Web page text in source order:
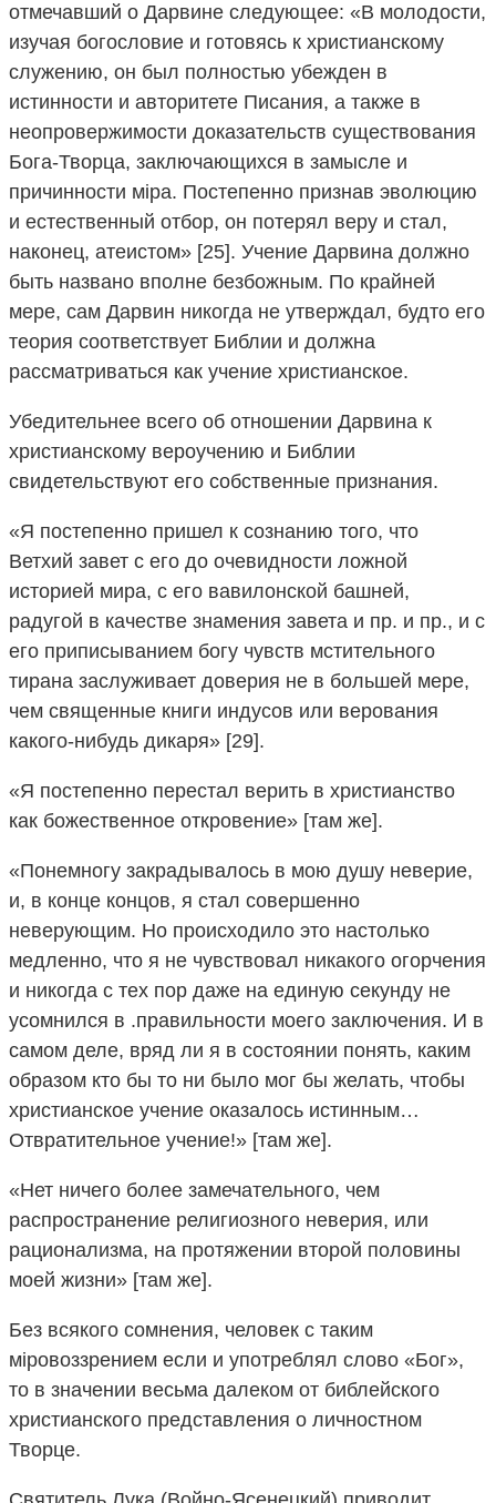
отмечавший о Дарвине следующее: «В молодости,
изучая богословие и готовясь к христианскому
служению, он был полностью убежден в
истинности и авторитете Писания, а также в
неопровержимости доказательств существования
Бога-Творца, заключающихся в замысле и
причинности мiрa. Постепенно признав эволюцию
и естественный отбор, он потерял веру и стал,
наконец, атеистом» [25]. Учение Дарвина должно
быть названо вполне безбожным. По крайней
мере, сам Дарвин никогда не утверждал, будто его
теория соответствует Библии и должна
рассматриваться как учение христианское.
Убедительнее всего об отношении Дарвина к
христианскому вероучению и Библии
свидетельствуют его собственные признания.
«Я постепенно пришел к сознанию того, что
Ветхий завет с его до очевидности ложной
историей мира, с его вавилонской башней,
радугой в качестве знамения завета и пр. и пр., и с
его приписыванием богу чувств мстительного
тирана заслуживает доверия не в большей мере,
чем священные книги индусов или верования
какого-нибудь дикаря» [29].
«Я постепенно перестал верить в христианство
как божественное откровение» [там же].
«Понемногу закрадывалось в мою душу неверие,
и, в конце концов, я стал совершенно
неверующим. Но происходило это настолько
медленно, что я не чувствовал никакого огорчения
и никогда с тех пор даже на единую секунду не
усомнился в .правильности моего заключения. И в
самом деле, вряд ли я в состоянии понять, каким
образом кто бы то ни было мог бы желать, чтобы
христианское учение оказалось истинным…
Отвратительное учение!» [там же].
«Нет ничего более замечательного, чем
распространение религиозного неверия, или
рационализма, на протяжении второй половины
моей жизни» [там же].
Без всякого сомнения, человек с таким
мiровоззрением если и употреблял слово «Бог»,
то в значении весьма далеком от библейского
христианского представления о личностном
Творце.